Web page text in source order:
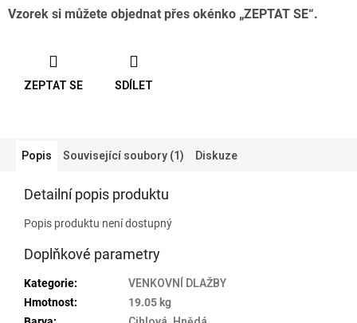
Vzorek si můžete objednat přes okénko „ZEPTAT SE“.
ZEPTAT SE SDÍLET
Popis Související soubory (1) Diskuze
Detailní popis produktu
Popis produktu není dostupný
Doplňkové parametry
Kategorie:
VENKOVNÍ DLAŽBY
Hmotnost:
19.05 kg